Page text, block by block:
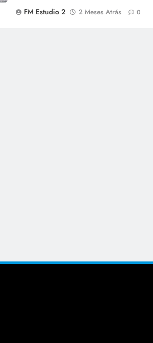
FM Estudio 2
2 Meses Atrás 0